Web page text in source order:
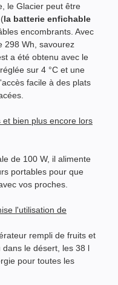
le Glacier peut être
la batterie enfichable
encombrants. Avec
298 Wh, savourez
a été obtenu avec le
sur 4 °C et une
facile à des plats
bien plus encore lors
de 100 W, il alimente
portables pour que
vos proches.
l'utilisation de
rempli de fruits et
le désert, les 38 l
pour toutes les